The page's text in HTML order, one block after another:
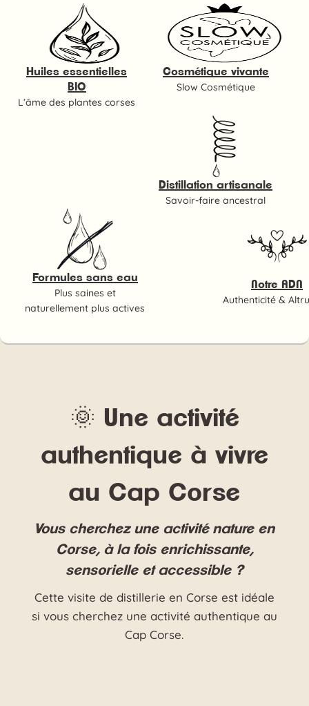
Huiles essentielles
BIO
L’âme des plantes corses
Cosmétique vivante
Slow Cosmétique
Distillation artisanale
Savoir-faire ancestral
Formules sans eau
Plus saines et
naturellement plus actives
Notre ADN
Authenticité &
🌞 Une activité
authentique à vivre
au Cap Corse
Vous cherchez une activité nature en
Corse, à la fois enrichissante,
sensorielle et accessible ?
Cette visite de distillerie en Corse est idéale
si vous cherchez une activité authentique au
Cap Corse.